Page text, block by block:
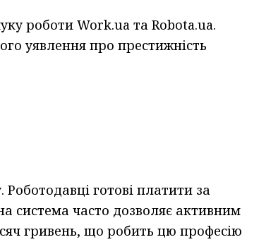
роботи Work.ua та Robota.ua.
уявлення про престижність
готові платити за
система часто дозволяє активним
гривень, що робить цю професію